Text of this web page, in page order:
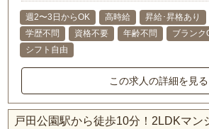
週2〜3日からOK 高時給 昇給･昇格あり
学歴不問
資格不要 年齢不問 ブランク
シフト自由
この求人の詳細を見る
戸田公園駅から徒歩10分！2LDKマン